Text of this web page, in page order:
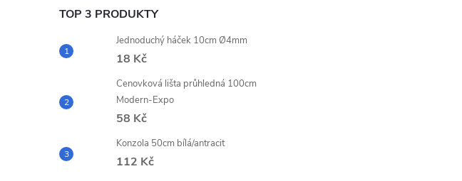
TOP 3 PRODUKTY
Jednoduchý háček 10cm Ø4mm
18 Kč
Cenovková lišta průhledná 100cm
Modern-Expo
58 Kč
Konzola 50cm bílá/antracit
112 Kč